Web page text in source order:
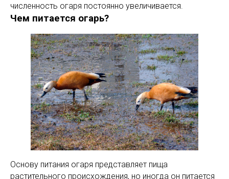
численность огаря постоянно увеличивается.
Чем питается огарь?
Основу питания огаря представляет пища
растительного происхождения, но иногда он питается